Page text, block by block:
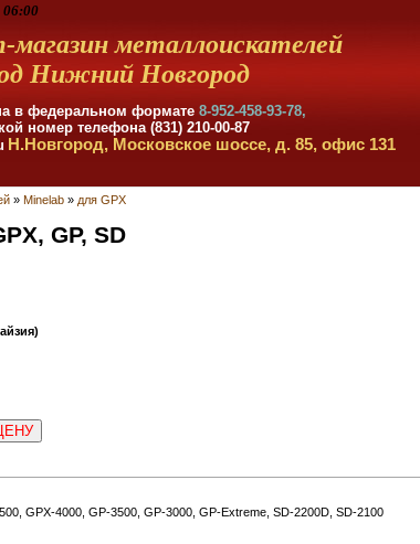
06:00
металлоискателей
Нижний Новгород
в федеральном формате 8-952-458-93-78,
номер телефона (831) 210-00-87
Н.Новгород, Московское шоссе, д. 85, офис 131
» Minelab » для GPX
GP, SD
GPX-4000, GP-3500, GP-3000, GP-Extreme, SD-2200D, SD-2100